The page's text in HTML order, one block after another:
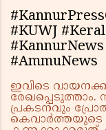
#KUWJ
#AmmuNews
ഇവിടെ
രേഖപ്പെടുത്താം.
പ്രകടനവും
കെവാർത്തയുടെ